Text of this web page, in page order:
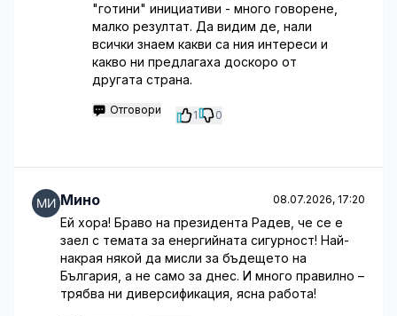
"готини" инициативи - много говорене,
малко резултат. Да видим де, нали
всички знаем какви са ния интереси и
какво ни предлагаха доскоро от
другата страна.
Отговори 1 0
Мино 08.07.2026, 17:20
Ей хора! Браво на президента Радев, че се е
заел с темата за енергийната сигурност! Най-
накрая някой да мисли за бъдещето на
България, а не само за днес. И много правилно –
трябва ни диверсификация, ясна работа!